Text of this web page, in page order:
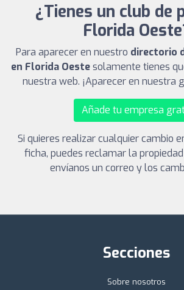
¿Tienes un club de
Florida
Para aparecer en nuestro directorio
en Florida Oestesolamente tienes
nuestra web. ¡Aparecer en nuestra
Añade tu empresa
Si quieres realizar cualquier cambio
ficha, puedes reclamar la
envíanos un correo y los
Secciones
Sobre nosotros